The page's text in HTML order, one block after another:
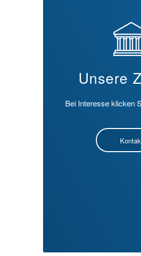
Unsere
Bei Interesse klicken